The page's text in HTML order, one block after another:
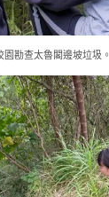
勘查太魯閣邊坡垃圾。